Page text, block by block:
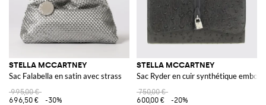
STELLA MCCARTNEY
Sac Falabella en satin avec strass
995,00 €
696,50 €
-30%
STELLA MCCARTNEY
Sac Ryder en cuir synthétique
750,00 €
600,00 €
-20%